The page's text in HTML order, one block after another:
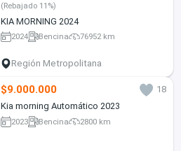
(Rebajado 11%)
KIA MORNING 2024
2024 Bencina 76952 km
Región Metropolitana
$9.000.000
18
Kia morning Automático 2023
2023 Bencina 2800 km